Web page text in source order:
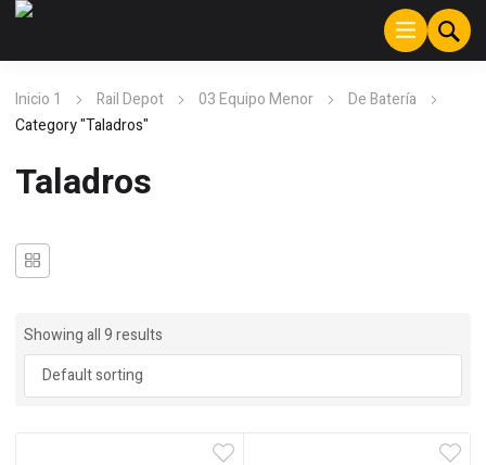
Inicio 1 Rail Depot 03 Equipo Menor
De Batería
Category "Taladros"
Taladros
Showing all 9 results